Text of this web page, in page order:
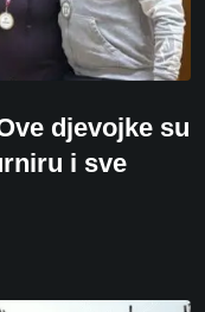
djevojke su
i sve